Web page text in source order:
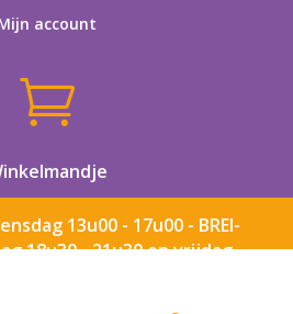
account

13u00 - 17u00 - BREI-
18u30 - 21u30 en vrijdag